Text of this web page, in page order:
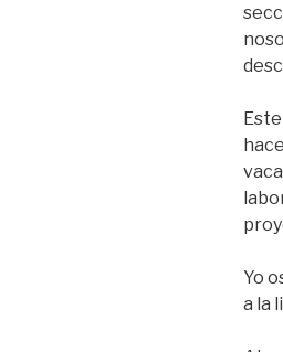
Yo
a la